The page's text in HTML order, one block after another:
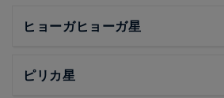
ヒョーガヒョーガ星
ピリカ星